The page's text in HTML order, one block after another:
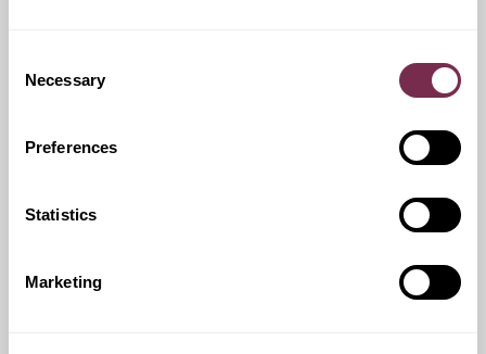
Selection
Necessary
Preferences
Statistics
Marketing
anche con pneumatici termici (se montabili sui cerchi in
dotazione), o in alternativa, qualora fosse possibile, con